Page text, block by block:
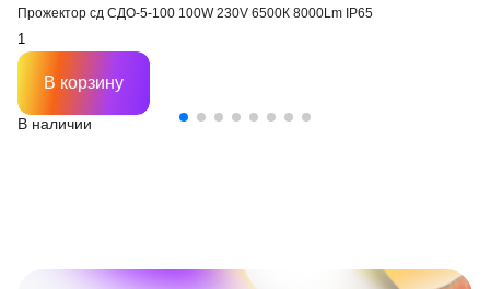
Прожектор сд СДО-5-100 100W 230V 6500К 8000Lm IP65
В наличии
В корзину